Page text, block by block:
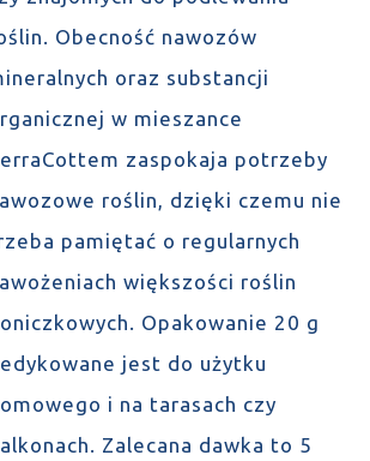
Obecność nawozów
oraz substancji
w mieszance
zaspokaja potrzeby
roślin, dzięki czemu nie
pamiętać o regularnych
większości roślin
Opakowanie 20 g
jest do użytku
i na tarasach czy
Zalecana dawka to 5